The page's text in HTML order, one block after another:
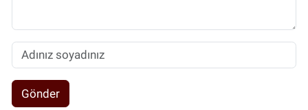
Gönder